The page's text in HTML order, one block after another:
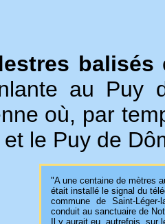
balisés
au Puy
où, par
le Puy de
"A une centaine de mètres
était installé le signal du
commune de Saint-
conduit au sanctuaire de
Il y aurait eu, autrefois, sur